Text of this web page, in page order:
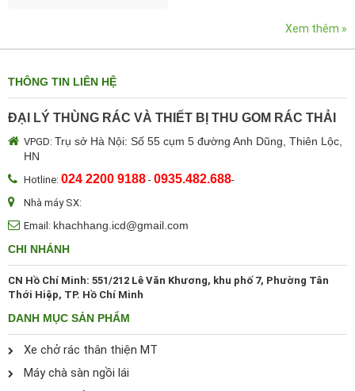
Xem thêm »
THÔNG TIN LIÊN HỆ
ĐẠI LÝ THÙNG RÁC VÀ THIẾT BỊ THU GOM RÁC THẢI
VPGD: Trụ sở Hà Nội: Số 55 cụm 5 đường Anh Dũng, Thiên Lộc,
HN
Hotline: 024 2200 9188 - 0935.482.688-
Nhà máy SX:
Email: khachhang.icd@gmail.com
CHI NHÁNH
CN Hồ Chí Minh: 551/212 Lê Văn Khương, khu phố 7, Phường Tân
Thới Hiệp, TP. Hồ Chí Minh
DANH MỤC SẢN PHẨM
Xe chở rác thân thiện MT
Máy chà sàn ngồi lái